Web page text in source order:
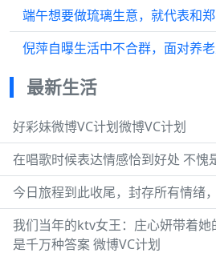
端午想要做琉璃生意，就代表和
最新生活
好彩妹微博VC计划微博VC计划
在唱歌时候表达情感恰到好处 不愧
今日旅程到此收尾，封存所有情绪
我们当年的ktv女王：庄心妍带着她
是千万种答案 微博VC计划